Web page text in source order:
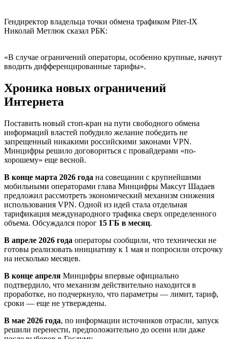
Гендиректор владельца точки обмена трафиком Piter-IX
Николай Метлюк сказал РБК:
«В случае ограничений операторы, особенно крупные, начнут
вводить дифференцированные тарифы».
Хроника новых ограничений
Интернета
Поставить новый стоп-кран на пути свободного обмена
информаций властей побудило желание победить не
запрещенный никакими российскими законами VPN.
Минцифры решило договориться с провайдерами «по-
хорошему» еще весной.
В конце марта 2026 года на совещании с крупнейшими
мобильными операторами глава Минцифры Максут Шадаев
предложил рассмотреть экономический механизм снижения
использования VPN. Одной из идей стала отдельная
тарификация международного трафика сверх определенного
объема. Обсуждался порог 15 ГБ в месяц.
В апреле 2026 года операторы сообщили, что технически не
готовы реализовать инициативу к 1 мая и попросили отсрочку
на несколько месяцев.
В конце апреля Минцифры впервые официально
подтвердило, что механизм действительно находится в
проработке, но подчеркнуло, что параметры — лимит, тариф,
сроки — еще не утверждены.
В мае 2026 года, по информации источников отрасли, запуск
решили перенести, предположительно до осени или даже